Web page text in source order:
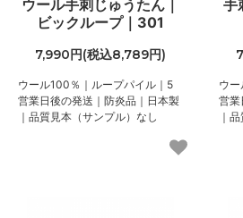
ウール手刺じゅうたん｜
ビックループ｜301
7,990円(税込8,789円)
ウール100％｜ループパイル｜5
営業日後の発送｜防炎品｜日本製
｜品質見本（サンプル）なし
手
ウ
営業
｜